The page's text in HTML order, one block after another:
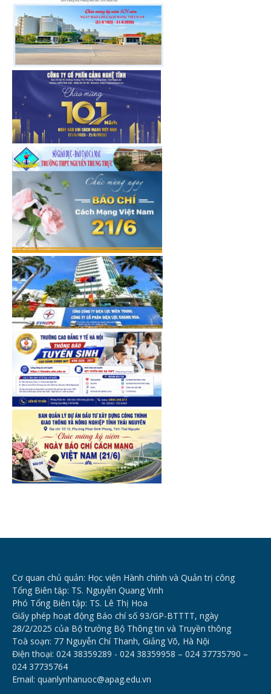
Cơ quan chủ quản: Học viện Hành chính và Quản trị công
Tổng Biên tập: TS. Nguyễn Quang Vinh
Phó Tổng Biên tập: TS. Lê Thị Hoa
Giấy phép hoạt động Báo chí số 93/GP-BTTTT, ngày
28/2/2025 của Bộ trưởng Bộ Thông tin và Truyền thông
Toà soạn: 77 Nguyễn Chí Thanh, Giảng Võ, Hà Nội
Điện thoại: 024 38359289 - 024 38359958 – 024 37735790 –
024 37735764
Email: quanlynhanuoc@apag.edu.vn